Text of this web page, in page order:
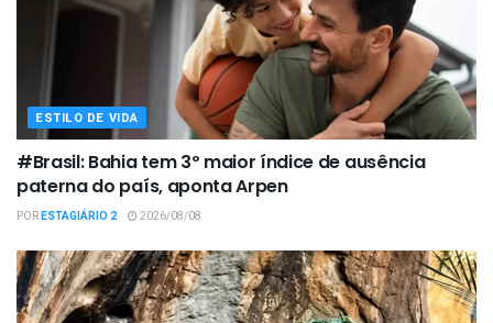
ESTILO DE VIDA
#Brasil: Bahia tem 3º maior índice de ausência
paterna do país, aponta Arpen
PORESTAGIÁRIO 2 2026/08/08